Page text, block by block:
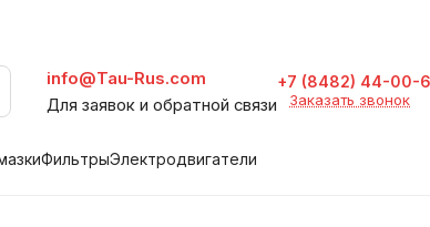
info@Tau-Rus.com
Для заявок и обратной связи
+7 (8482) 44-00-
Заказать звонок
ФильтрыЭлектродвигатели